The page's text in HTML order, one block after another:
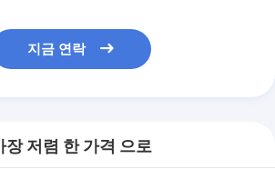
지금 연락
장 저렴 한 가격 으로